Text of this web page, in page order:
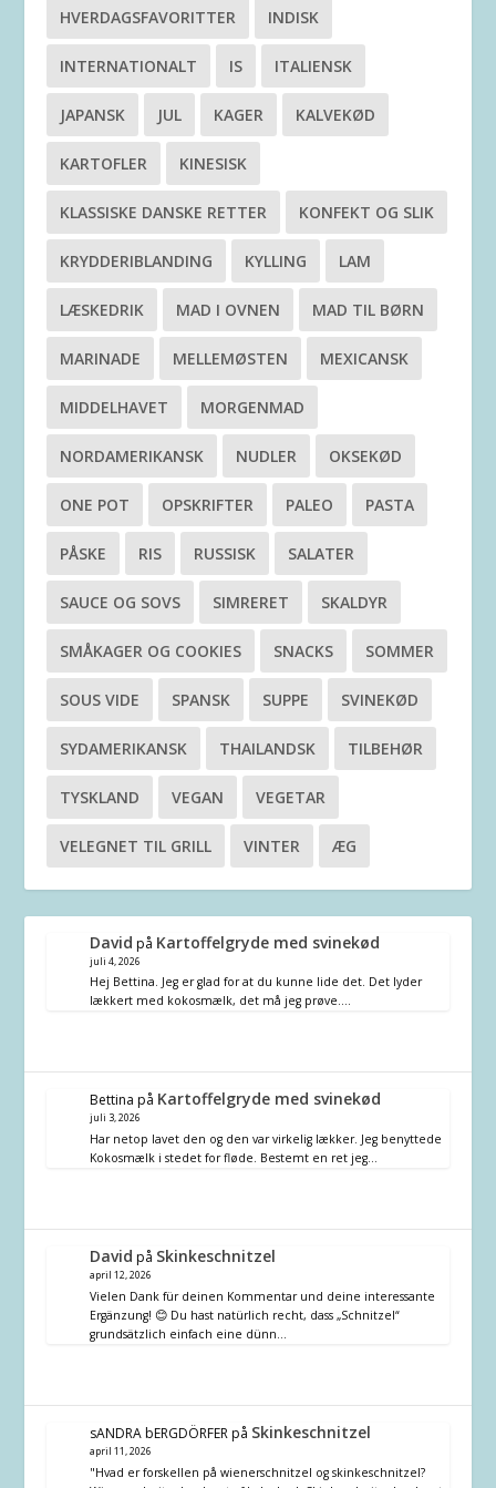
HVERDAGSFAVORITTER INDISK
INTERNATIONALT IS ITALIENSK
JAPANSK JUL KAGER KALVEKØD
KARTOFLER KINESISK
KLASSISKE DANSKE RETTER KONFEKT OG SLIK
KRYDDERIBLANDING KYLLING LAM
LÆSKEDRIK MAD I OVNEN MAD TIL BØRN
MARINADE MELLEMØSTEN MEXICANSK
MIDDELHAVET MORGENMAD
NORDAMERIKANSK NUDLER OKSEKØD
ONE POT OPSKRIFTER PALEO PASTA
PÅSKE RIS RUSSISK SALATER
SAUCE OG SOVS SIMRERET SKALDYR
SMÅKAGER OG COOKIES SNACKS SOMMER
SOUS VIDE SPANSK SUPPE SVINEKØD
SYDAMERIKANSK THAILANDSK TILBEHØR
TYSKLAND VEGAN VEGETAR
VELEGNET TIL GRILL VINTER ÆG
David på Kartoffelgryde med svinekød
juli 4, 2026
Hej Bettina. Jeg er glad for at du kunne lide det. Det lyder
lækkert med kokosmælk, det må jeg prøve.…
Bettina på Kartoffelgryde med svinekød
juli 3, 2026
Har netop lavet den og den var virkelig lækker. Jeg benyttede
Kokosmælk i stedet for fløde. Bestemt en ret jeg…
David på Skinkeschnitzel
april 12, 2026
Vielen Dank für deinen Kommentar und deine interessante
Ergänzung! 😊 Du hast natürlich recht, dass „Schnitzel“
grundsätzlich einfach eine dünn…
sANDRA bERGDÖRFERpå Skinkeschnitzel
april 11, 2026
"Hvad er forskellen på wienerschnitzel og skinkeschnitzel?